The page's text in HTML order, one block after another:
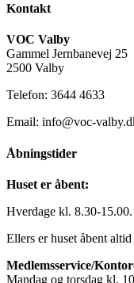
Kontakt
VOC Valby
Gammel Jernbanevej 25
2500 Valby
Telefon: 3644 4633
Email: info@voc-
Åbningstider
Huset er åbent:
Hverdage kl. 8.30-15.00.
Ellers er huset åbent
Medlemsservice/
Mandag og torsdag kl.